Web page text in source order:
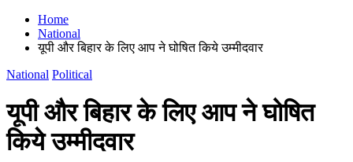
Home
National
यूपी और बिहार के लिए आप ने घोषित किये उम्मीदवार
National Political
यूपी और बिहार के लिए आप ने घोषित
किये उम्मीदवार